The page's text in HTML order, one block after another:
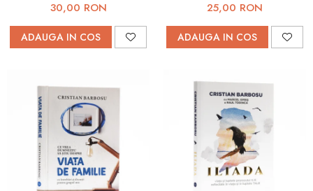
30,00 RON
ADAUGA IN COS
25,00 RON
ADAUGA IN COS